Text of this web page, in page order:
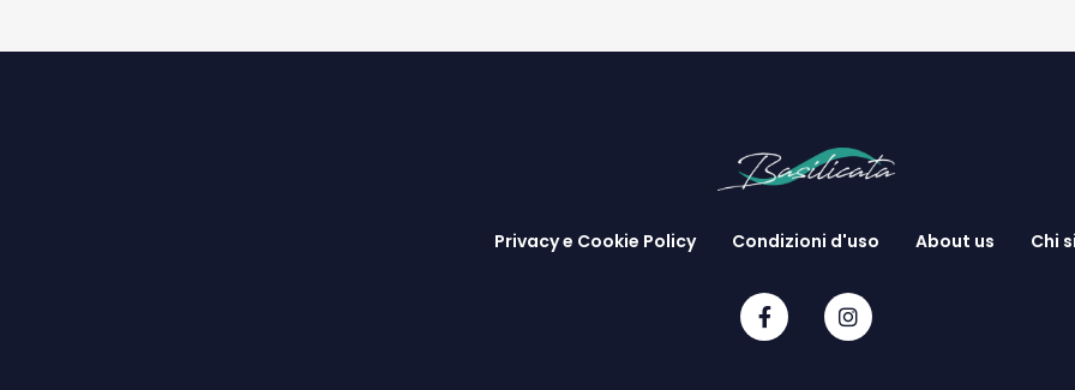
Privacy e Cookie Policy Condizioni d'uso About us Chi